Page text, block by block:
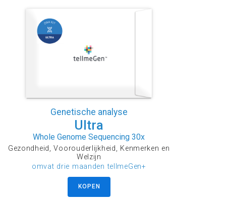
Genetische analyse
Ultra
Whole Genome Sequencing 30x
Gezondheid, Voorouderlijkheid, Kenmerken en
Welzijn
omvat drie maanden tellmeGen+
KOPEN